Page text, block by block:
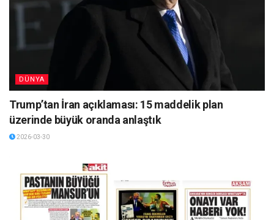
DÜNYA
Trump’tan İran açıklaması: 15 maddelik plan
üzerinde büyük oranda anlaştık
2026-03-30